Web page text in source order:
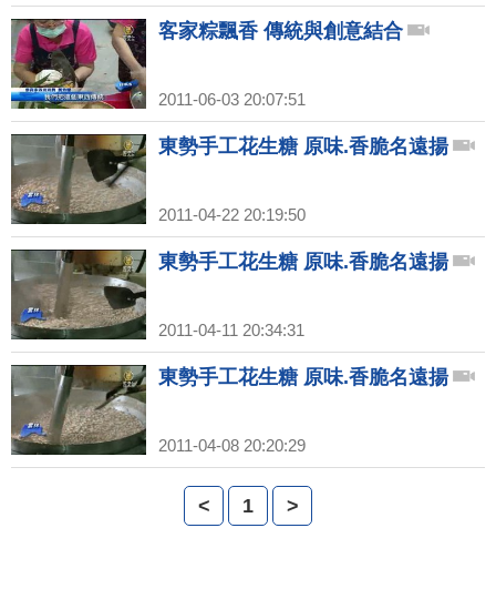
客家粽飄香 傳統與創意結合
2011-06-03 20:07:51
東勢手工花生糖 原味.香脆名遠揚
2011-04-22 20:19:50
東勢手工花生糖 原味.香脆名遠揚
2011-04-11 20:34:31
東勢手工花生糖 原味.香脆名遠揚
2011-04-08 20:20:29
< 1 >